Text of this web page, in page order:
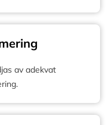
av adekvat